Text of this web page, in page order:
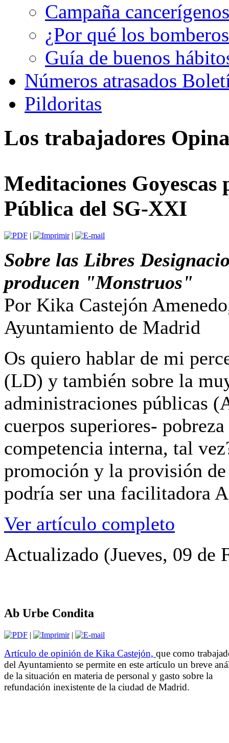
Campaña
¿Por qué los
Guía de buenos
Números atrasados
Pildoritas
Los trabajadores
Meditaciones
Pública del SG-XXI
| |
Sobre las Libres
producen "Monstruos"
Por Kika Castejón
Ayuntamiento de Madrid
Os quiero hablar de mi
(LD) y también sobre la
administraciones públicas
cuerpos superiores-
competencia interna, tal
promoción y la provisión
podría ser una facilitadora
Ver artículo completo
Actualizado (Jueves, 09 de
Ab Urbe Condita
| |
Artículo de opinión de Kika Castejón, que como
del Ayuntamiento se permite en este artículo un breve
de la situación en materia de personal y gasto sobre la
refundación inexistente de la ciudad de Madrid.